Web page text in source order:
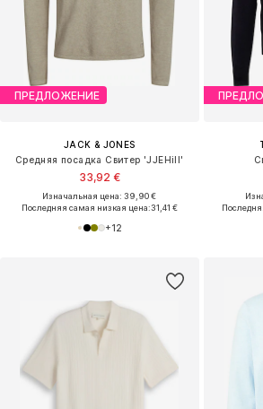
ПРЕДЛОЖЕНИЕ
JACK & JONES
Средняя посадка Свитер 'JJEHill'
33,92 €
Изначальная цена: 39,90 €
Последняя самая низкая цена:31,41 €
+12